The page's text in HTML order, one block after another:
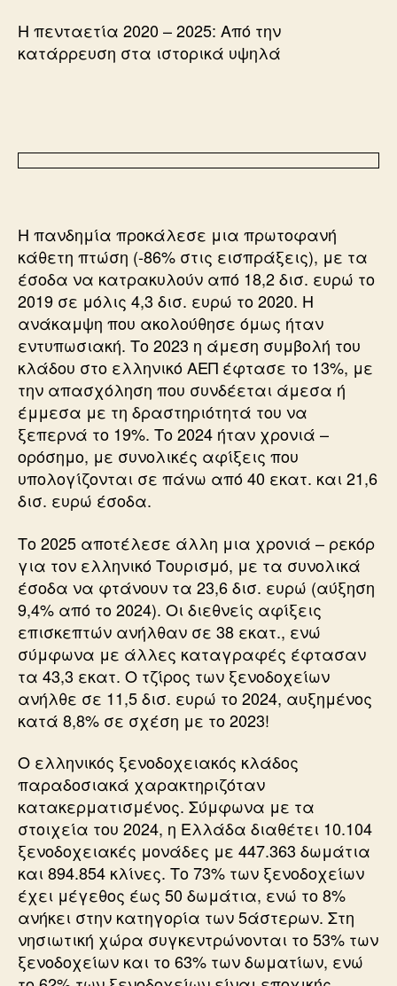
Η πενταετία 2020 – 2025: Από την
κατάρρευση στα ιστορικά υψηλά
Η πανδημία προκάλεσε μια πρωτοφανή
κάθετη πτώση (-86% στις εισπράξεις), με τα
έσοδα να κατρακυλούν από 18,2 δισ. ευρώ το
2019 σε μόλις 4,3 δισ. ευρώ το 2020. Η
ανάκαμψη που ακολούθησε όμως ήταν
εντυπωσιακή. Το 2023 η άμεση συμβολή του
κλάδου στο ελληνικό ΑΕΠ έφτασε το 13%, με
την απασχόληση που συνδέεται άμεσα ή
έμμεσα με τη δραστηριότητά του να
ξεπερνά το 19%. Το 2024 ήταν χρονιά –
ορόσημο, με συνολικές αφίξεις που
υπολογίζονται σε πάνω από 40 εκατ. και 21,6
δισ. ευρώ έσοδα.
Το 2025 αποτέλεσε άλλη μια χρονιά – ρεκόρ
για τον ελληνικό Τουρισμό, με τα συνολικά
έσοδα να φτάνουν τα 23,6 δισ. ευρώ (αύξηση
9,4% από το 2024). Οι διεθνείς αφίξεις
επισκεπτών ανήλθαν σε 38 εκατ., ενώ
σύμφωνα με άλλες καταγραφές έφτασαν
τα 43,3 εκατ. Ο τζίρος των ξενοδοχείων
ανήλθε σε 11,5 δισ. ευρώ το 2024, αυξημένος
κατά 8,8% σε σχέση με το 2023!
Ο ελληνικός ξενοδοχειακός κλάδος
παραδοσιακά χαρακτηριζόταν
κατακερματισμένος. Σύμφωνα με τα
στοιχεία του 2024, η Ελλάδα διαθέτει 10.104
ξενοδοχειακές μονάδες με 447.363 δωμάτια
και 894.854 κλίνες. Το 73% των ξενοδοχείων
έχει μέγεθος έως 50 δωμάτια, ενώ το 8%
ανήκει στην κατηγορία των 5άστερων. Στη
νησιωτική χώρα συγκεντρώνονται το 53% των
ξενοδοχείων και το 63% των δωματίων, ενώ